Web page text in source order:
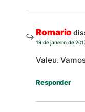
Romario
19 de janeiro de
Valeu.
Responder